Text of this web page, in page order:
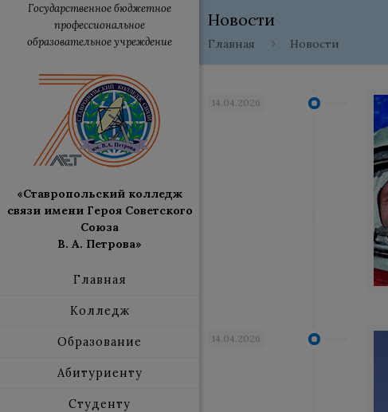
Государственное бюджетное
профессиональное
образовательное учреждение
«Ставропольский колледж
связи имени Героя Советского
Союза
В. А. Петрова»
Главная
Колледж
Образование
Абитуриенту
Студенту
Новости
Главная Новости
14.04.2026
14.04.2026